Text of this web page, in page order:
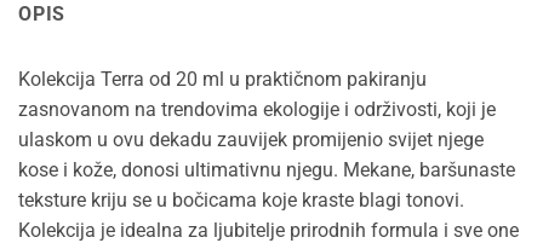
OPIS
Kolekcija Terra od 20 ml u praktičnom pakiranju
zasnovanom na trendovima ekologije i održivosti, koji je
ulaskom u ovu dekadu zauvijek promijenio svijet njege
kose i kože, donosi ultimativnu njegu. Mekane, baršunaste
teksture kriju se u bočicama koje kraste blagi tonovi.
Kolekcija je idealna za ljubitelje prirodnih formula i sve one